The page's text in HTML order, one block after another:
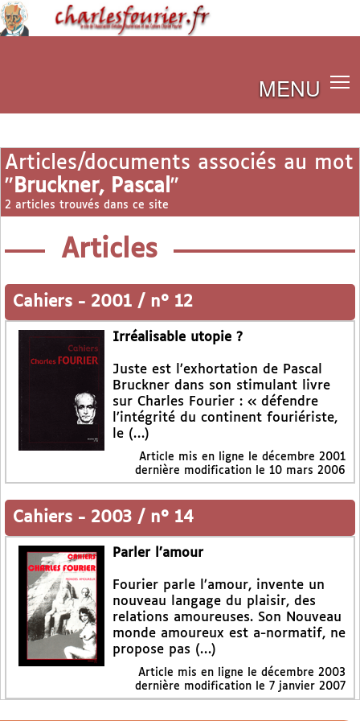
MENU
Articles/documents associés au mot
" Bruckner, Pascal "
2 articles trouvés dans ce site
Articles
Cahiers - 2001 / n° 12
Irréalisable utopie ?
Juste est l’exhortation de Pascal
Bruckner dans son stimulant livre
sur Charles Fourier : « défendre
l’intégrité du continent fouriériste,
le (…)
Article mis en ligne le décembre 2001
dernière modification le 10 mars 2006
Cahiers - 2003 / n° 14
Parler l’amour
Fourier parle l’amour, invente un
nouveau langage du plaisir, des
relations amoureuses. Son Nouveau
monde amoureux est a-normatif, ne
propose pas (…)
Article mis en ligne le décembre 2003
dernière modification le 7 janvier 2007